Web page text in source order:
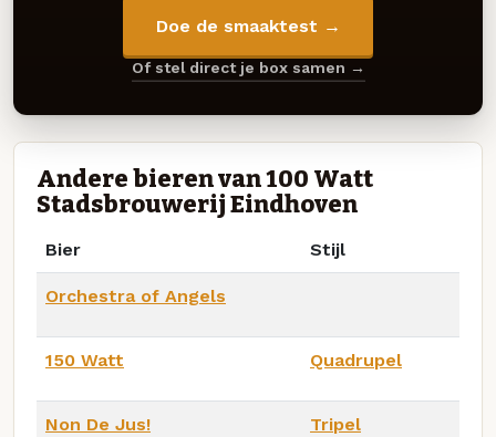
Doe de smaaktest →
Of stel direct je box samen →
Andere bieren van 100 Watt
Stadsbrouwerij Eindhoven
Bier Stijl
Orchestra of Angels
150 Watt Quadrupel
Non De Jus! Tripel